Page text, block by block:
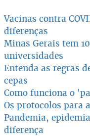
Vacinas contra
diferenças
Minas Gerais tem
universidades
Entenda as regras
cepas
Como funciona o
Os protocolos para
Pandemia,
diferença